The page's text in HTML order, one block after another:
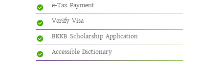
e-Tax Payment
Verify Visa
BKKB Scholarship Application
Accessible Dictionary